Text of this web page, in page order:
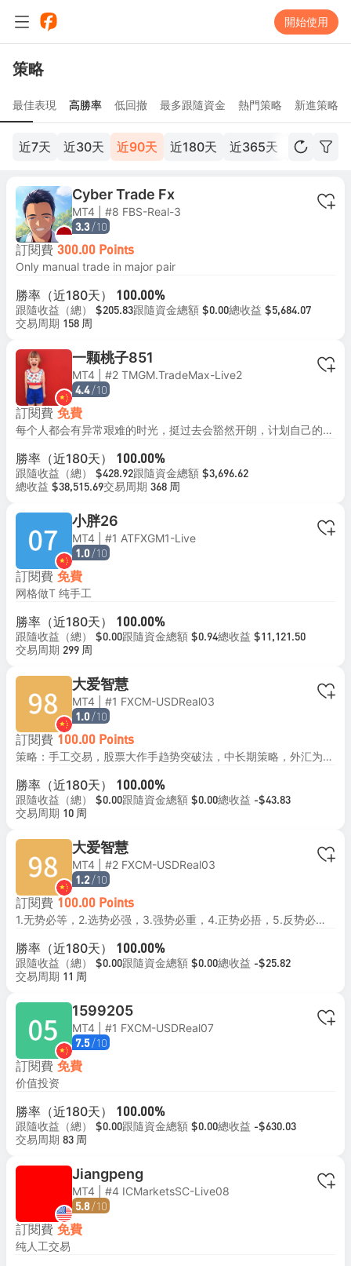
開始使用
策略
最佳表現 高勝率 低回撤 最多跟隨資金 熱門策略 新進策略
近7天 近30天 近90天 近180天 近365天 近2年
Cyber Trade Fx
MT4 | #8 FBS-Real-3
3.3 /10
訂閱費 300.00 Points
Only manual trade in major pair
勝率（近180天） 100.00%
跟隨收益（總） $205.83跟隨資金總額 $0.00總收益 $5,684.07
交易周期 158 周
一颗桃子851
MT4 | #2 TMGM.TradeMax-Live2
4.4 /10
訂閱費 免費
每个人都会有异常艰难的时光，挺过去会豁然开朗，计划自己的交易，交易自己的计划。稳中求胜，不博弈！
勝率（近180天） 100.00%
跟隨收益（總） $428.92跟隨資金總額 $3,696.62
總收益 $38,515.69交易周期 368 周
小胖26
MT4 | #1 ATFXGM1-Live
1.0 /10
訂閱費 免費
网格做T 纯手工
勝率（近180天） 100.00%
跟隨收益（總） $0.00跟隨資金總額 $0.94總收益 $11,121.50
交易周期 299 周
大爱智慧
MT4 | #1 FXCM-USDReal03
1.0 /10
訂閱費 100.00 Points
策略：手工交易，股票大作手趋势突破法，中长期策略，外汇为主。 目标：月10%，年100%，追求慢慢变富，存活10年以上。 回撤：每笔最大止损100点，
勝率（近180天） 100.00%
跟隨收益（總） $0.00跟隨資金總額 $0.00總收益 -$43.83
交易周期 10 周
大爱智慧
MT4 | #2 FXCM-USDReal03
1.2 /10
訂閱費 100.00 Points
1.无势必等，2.选势必强，3.强势必重，4.正势必捂，5.反势必止，6.乱势必停。
勝率（近180天） 100.00%
跟隨收益（總） $0.00跟隨資金總額 $0.00總收益 -$25.82
交易周期 11 周
1599205
MT4 | #1 FXCM-USDReal07
7.5 /10
訂閱費 免費
价值投资
勝率（近180天） 100.00%
跟隨收益（總） $0.00跟隨資金總額 $0.00總收益 -$630.03
交易周期 83 周
Jiangpeng
MT4 | #4 ICMarketsSC-Live08
5.8 /10
訂閱費 免費
纯人工交易